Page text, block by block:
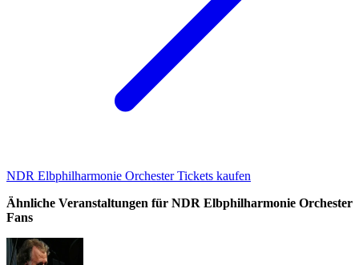
NDR Elbphilharmonie Orchester Tickets kaufen
Ähnliche Veranstaltungen für NDR Elbphilharmonie Orchester
Fans